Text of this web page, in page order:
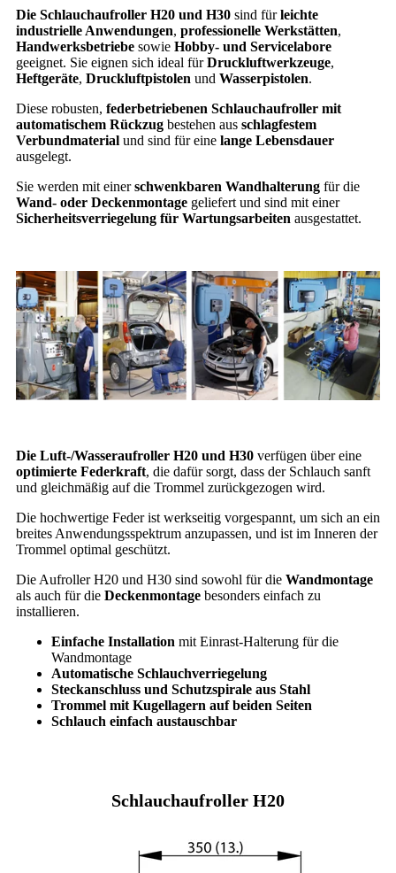
Die Schlauchaufroller H20 und H30 sind fürleichte
industrielle Anwendungen, professionelle Werkstätten,
Handwerksbetriebe sowie Hobby- und Servicelabore
geeignet. Sie eignen sich ideal fürDruckluftwerkzeuge,
Heftgeräte, Druckluftpistolen und Wasserpistolen.
Diese robusten, federbetriebenen Schlauchaufroller mit
automatischem Rückzug bestehen aus schlagfestem
Verbundmaterial und sind für eine lange Lebensdauer
ausgelegt.
Sie werden mit einerschwenkbaren Wandhalterung für die
Wand- oder Deckenmontage geliefert und sind mit einer
Sicherheitsverriegelung für Wartungsarbeiten ausgestattet.
Die Luft-/Wasseraufroller H20 und H30 verfügen über eine
optimierte Federkraft, die dafür sorgt, dass der Schlauch sanft
und gleichmäßig auf die Trommel zurückgezogen wird.
Die hochwertige Feder ist werkseitig vorgespannt, um sich an ein
breites Anwendungsspektrum anzupassen, und ist im Inneren der
Trommel optimal geschützt.
Die Aufroller H20 und H30 sind sowohl für die Wandmontage
als auch für die Deckenmontage besonders einfach zu
installieren.
Einfache Installation mit Einrast-Halterung für die
Wandmontage
Automatische Schlauchverriegelung
Steckanschluss und Schutzspirale aus Stahl
Trommel mit Kugellagern auf beiden Seiten
Schlauch einfach austauschbar
Schlauchaufroller H20